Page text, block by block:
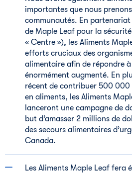
importantes que nous
communautés. En partenariat
de Maple Leaf pour la
« Centre »), les Aliments
efforts cruciaux des
alimentaire afin de répondre
énormément augmenté. En
récent de contribuer 500 000
en aliments, les Aliments
lanceront une campagne de
but d’amasser 2 millions de
des secours alimentaires
Canada.
Les Aliments Maple Leaf fera